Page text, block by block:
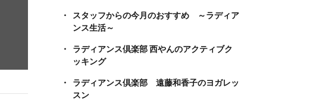
スタッフからの今月のおすすめ ～ラディア
ンス生活～
ラディアンス倶楽部 西やんのアクティブク
ッキング
ラディアンス倶楽部 遠藤和香子のヨガレッ
スン